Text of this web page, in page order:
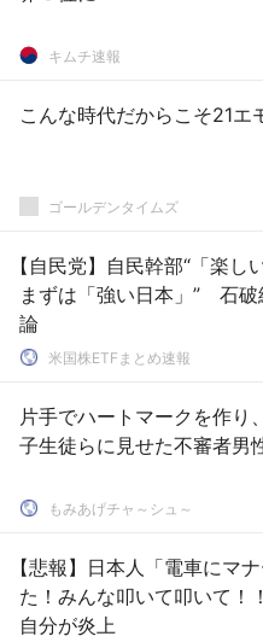
キムチ速報
こんな時代だからこそ21エ
ゴールデンタイムズ
【自民党】自民幹部“「楽し
まずは「強い日本」” 石破
論
米国株ETFまとめ速報
片手でハートマークを作り
子生徒らに見せた不審者男
もみあげチャ～シュ～
【悲報】日本人「電車にマ
た！みんな叩いて叩いて！
自分が炎上